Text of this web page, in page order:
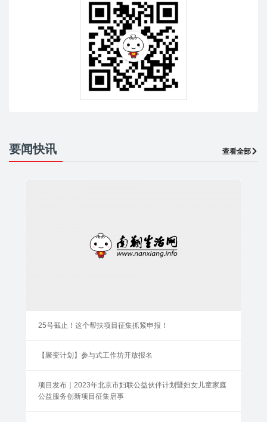
要闻快讯 查看全部
25号截止！这个帮扶项目征集抓紧申报！
【聚变计划】参与式工作坊开放报名
项目发布｜2023年北京市妇联公益伙伴计划暨妇女儿童家庭
公益服务创新项目征集启事